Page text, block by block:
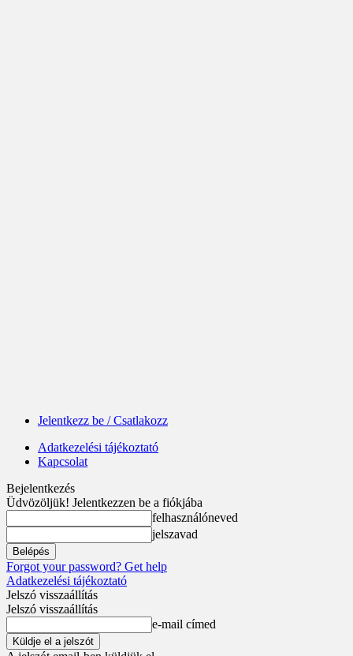
Jelentkezz be / Csatlakozz
Adatkezelési tájékoztató
Kapcsolat
Bejelentkezés
Üdvözöljük! Jelentkezzen be a fiókjába
felhasználóneved
jelszavad
Forgot your password? Get help
Adatkezelési tájékoztató
Jelszó visszaállítás
Jelszó visszaállítás
e-mail címed